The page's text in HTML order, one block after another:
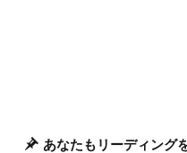
あなたもリーディング